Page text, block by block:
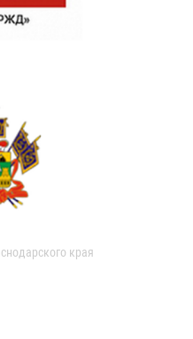
края